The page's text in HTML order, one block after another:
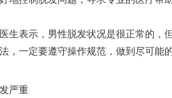
表示，男性脱发状况是很正常的，
，一定要遵守操作规范，做到尽可能
严重